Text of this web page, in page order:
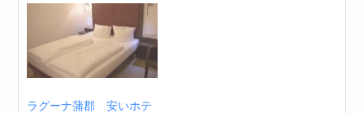
ラグーナ蒲郡 安いホテ